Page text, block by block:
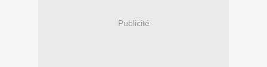
Publicité